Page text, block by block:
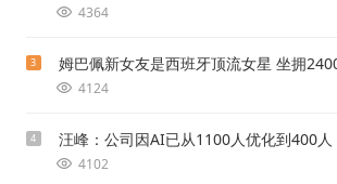
4364
3 姆巴佩新女友是西班牙顶流女星 坐拥
4124
4 汪峰：公司因AI已从1100人优化到400
4102